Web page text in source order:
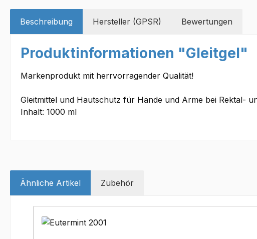
Beschreibung Hersteller (GPSR) Bewertungen
Produktinformationen "Gleitgel"
Markenprodukt mit herrvorragender Qualität!
Gleitmittel und Hautschutz für Hände und Arme bei Rektal-
Inhalt: 1000 ml
Ähnliche Artikel Zubehör